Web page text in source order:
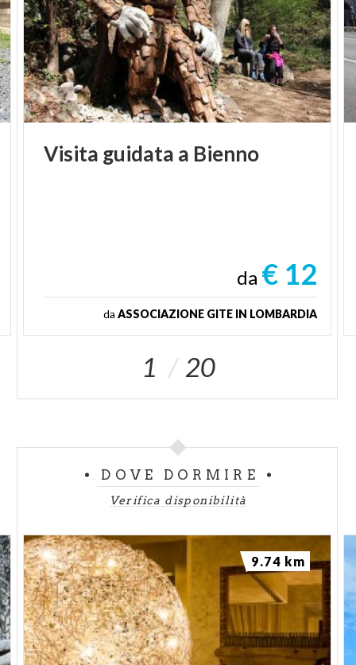
Visita guidata a Bienno
da € 12
da ASSOCIAZIONE GITE IN LOMBARDIA
1 20
DOVE DORMIRE
Verifica disponibilità
9.74 km